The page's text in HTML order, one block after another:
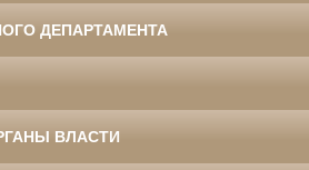
ДЕПАРТАМЕНТА
ВЛАСТИ